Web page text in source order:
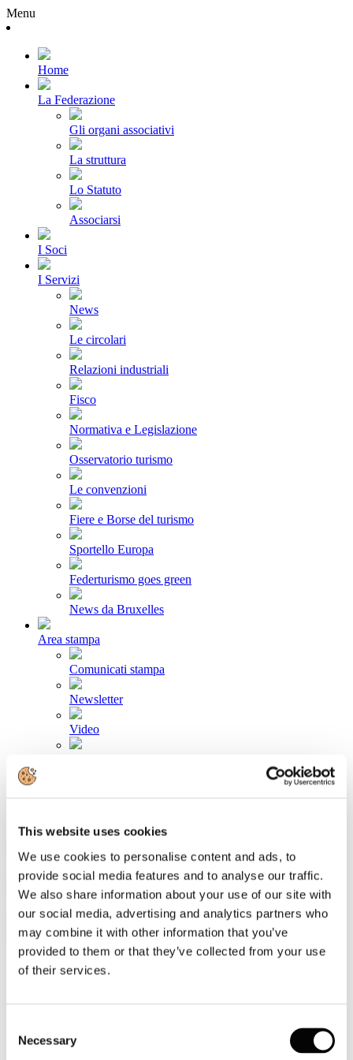
This website uses cookies
We use cookies to personalise content and ads, to
provide social media features and to analyse our traffic.
We also share information about your use of our site with
our social media, advertising and analytics partners who
may combine it with other information that you’ve
provided to them or that they’ve collected from your use
of their services.
Selection
Necessary
Menu
Home
La Federazione
Gli organi associativi
La struttura
Lo Statuto
Associarsi
I Soci
I Servizi
News
Le circolari
Relazioni industriali
Fisco
Normativa e Legislazione
Osservatorio turismo
Le convenzioni
Fiere e Borse del turismo
Sportello Europa
Federturismo goes green
News da Bruxelles
Area stampa
Comunicati stampa
Newsletter
Video
Email segreteria@federturismo.it
Login
Cerca...
livello mondiale